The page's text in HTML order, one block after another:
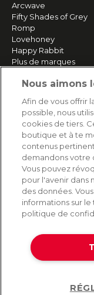
Arcwave
Fifty Shades of Grey
Romp
Lovehoney
Happy Rabbit
Plus de marques
SERVICE
Livraison rapide et
Retours &
Paiement sécurisé
AIDE
Contact
Livraison et
Foire aux questions
Protection des
Nous aimons
Afin de vous offrir
possible, nous
cookies de tiers.
boutique et à te
contenus
demandons votre
Vous pouvez
pour l'avenir
des données.
informations sur
politique de